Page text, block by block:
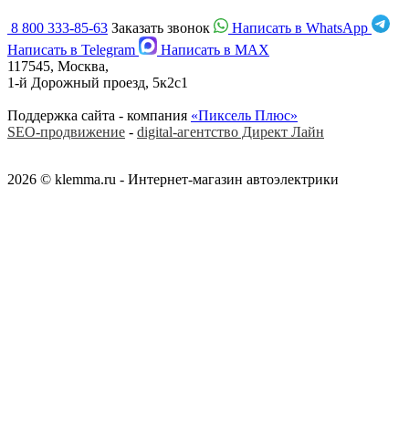
8 800 333-85-63 Заказать звонок
Написать в WhatsApp
Написать в Telegram
Написать в MAX
117545, Москва,
1-й Дорожный проезд, 5к2с1
Поддержка сайта - компания «Пиксель Плюс»
SEO-продвижение - digital-агентство Директ Лайн
2026 © klemma.ru - Интернет-магазин автоэлектрики